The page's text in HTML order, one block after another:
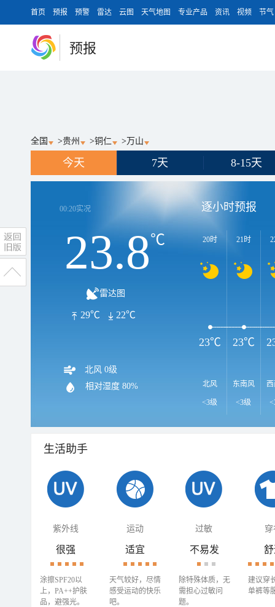
首页 预报 预警 雷达 云图 天气地图 专业产品 资讯 视频 节气
预报
全国 >贵州 >铜仁 > 万山
今天 7天 8-15天
00:20实况
23.8℃
雷达图
29℃ 22℃
北风 0级
相对湿度 80%
逐小时预报
20时
北风
<3级
21时
东南风
<3级
23℃ 23℃
生活助手
紫外线 运动 过敏 穿
很强
涂擦SPF20以
上，PA++护肤
品，避强光。
适宜
天气较好，尽情
感受运动的快乐
吧。
不易发
除特殊体质，无
需担心过敏问
题。
建议穿
单裤等